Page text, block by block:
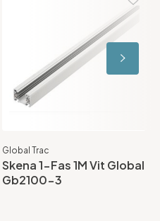
Global Trac
Skena 1-Fas 1M Vit Global
Gb2100-3